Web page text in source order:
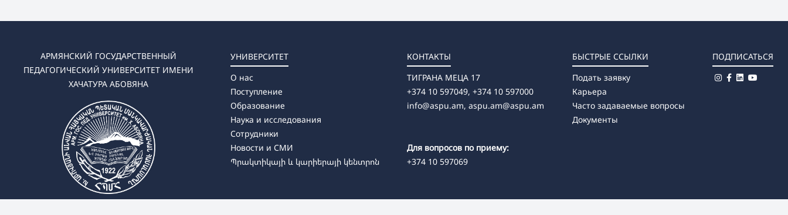
АРМЯНСКИЙ ГОСУДАРСТВЕННЫЙ
ПЕДАГОГИЧЕСКИЙ УНИВЕРСИТЕТ ИМЕНИ
ХАЧАТУРА АБОВЯНА
УНИВЕРСИТЕТ
О нас
Поступление
Образование
Наука и исследования
Сотрудники
Новости и СМИ
Պրակտիկայի և կարիերայի կենտրոն
КОНТАКТЫ
ТИГРАНА МЕЦА 17
+374 10 597049, +374 10 597000
info@aspu.am, aspu.am@aspu.am
Для вопросов по приему:
+374 10 597069
БЫСТРЫЕ ССЫЛКИ
Подать заявку
Карьера
Часто задаваемые вопросы
Документы
ПОДПИСАТЬСЯ